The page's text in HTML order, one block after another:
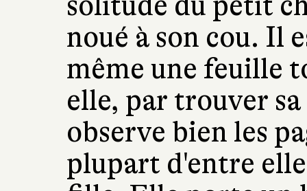
noué à son cou. Il
même une feuille
elle, par trouver
observe bien les
plupart d'entre